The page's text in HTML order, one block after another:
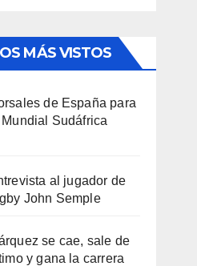
MÁS VISTOS
de España para
Sudáfrica
al jugador de
John Semple
se cae, sale de
y gana la carrera